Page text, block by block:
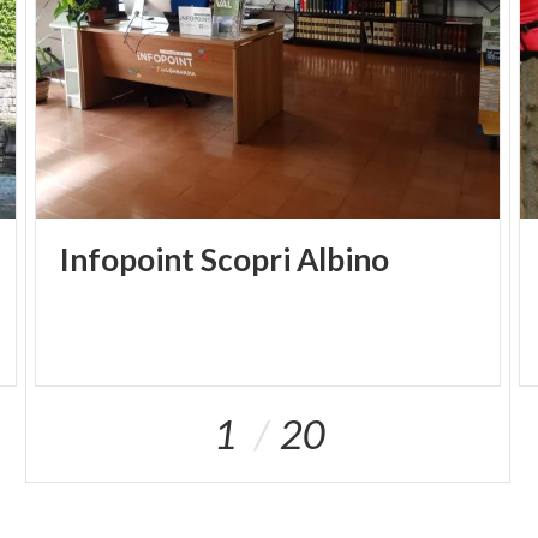
decorato: ve ne sono ben cinquanta.
_
PH IG: @GIANLUCA.SAVINI90
InfopointScopriAlbino
1 20